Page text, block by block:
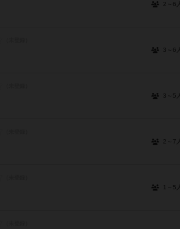
2～6人
3～6人
3～5人
2～7人
1～5人